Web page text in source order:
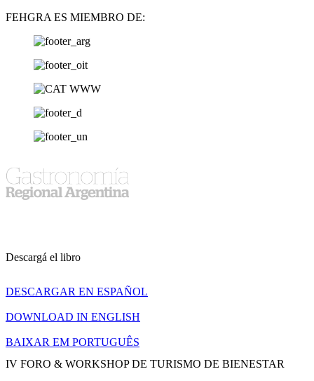
FEHGRA ES MIEMBRO DE:
Descargá el libro
DESCARGAR EN ESPAÑOL
DOWNLOAD IN ENGLISH
BAIXAR EM PORTUGUÊS
IV FORO & WORKSHOP DE TURISMO DE BIENESTAR​